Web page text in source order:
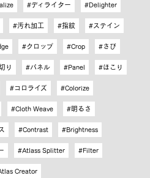
ディライター Delighter
汚れ加工 指紋 ステイン
クロップ Crop さび
り パネル Panel ほこり
コロライズ Colorize
Cloth Weave 明るさ
Contrast Brightness
Atlass Splitter Filter
Creator